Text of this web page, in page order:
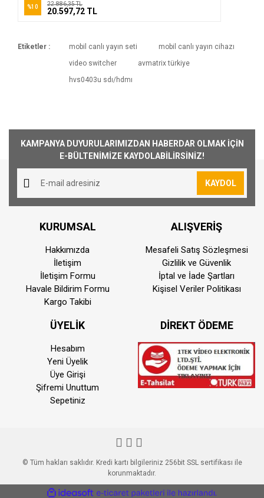
%10 22.886,35 TL
20.597,72 TL
Etiketler : mobil canlı yayın seti
mobil canlı yayın cihazı
video switcher
avmatrix türkiye
hvs0403u sdı/hdmı
KAMPANYA DUYURULARIMIZDAN HABERDAR OLMAK İÇİN
E-BÜLTENİMİZE KAYDOLABİLİRSİNİZ!
KAYDOL
KURUMSAL
Hakkımızda
İletişim
İletişim Formu
Havale Bildirim Formu
Kargo Takibi
ALIŞVERİŞ
Mesafeli Satış Sözleşmesi
Gizlilik ve Güvenlik
İptal ve İade Şartları
Kişisel Veriler Politikası
ÜYELİK
Hesabım
Yeni Üyelik
Üye Girişi
Şifremi Unuttum
Sepetiniz
DİREKT ÖDEME
© Tüm hakları saklıdır. Kredi kartı bilgileriniz 256bit SSL sertifikası ile
korunmaktadır.
ideasoft e-